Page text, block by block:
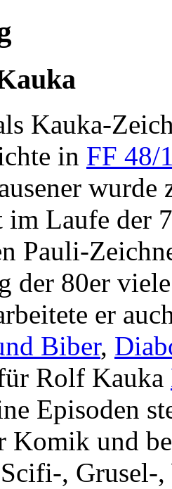
Kauka-
in FF 48/
wurde
im Laufe der
Pauli-
der 80er
er
Biber,
Rolf Kauka
Episoden
Komik und
, Grusel-